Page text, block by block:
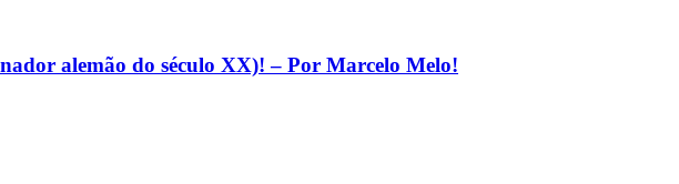
alemão do século XX)! – Por Marcelo Melo!